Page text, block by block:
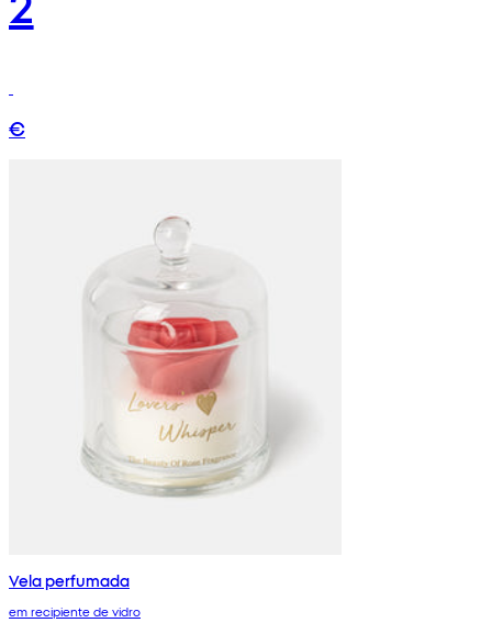
€
Vela perfumada
em recipiente de vidro